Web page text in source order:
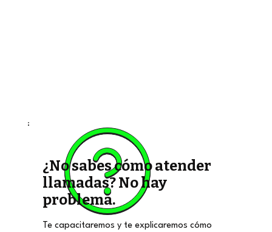
¿No sabes cómo atender
llamadas? No hay
problema.
Te capacitaremos y te explicaremos cómo